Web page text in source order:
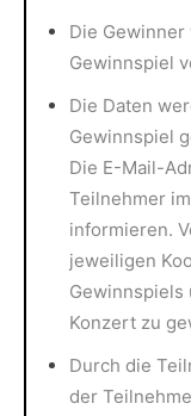
Die Gewinner
Gewinnspiel
Die Daten
Gewinnspiel
Die E-Mail-
Teilnehmer
informieren.
jeweiligen
Gewinnspiels
Konzert zu
Durch die
der